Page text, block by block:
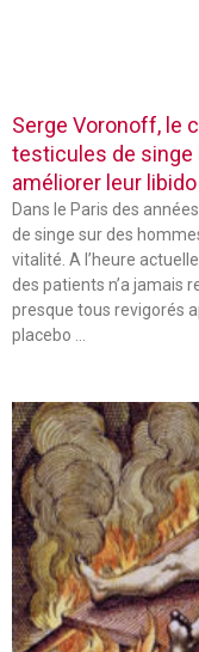
Serge Voronoff, le
testicules de singe
améliorer leur libido
Dans le Paris des
de singe sur des
vitalité. A l’heure
des patients n’a jamais
presque tous revigorés
placebo …